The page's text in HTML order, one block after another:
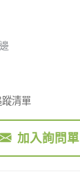
清單
加入詢問單